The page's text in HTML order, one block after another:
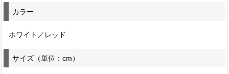
カラー
ホワイト／レッド
サイズ（単位：cm）